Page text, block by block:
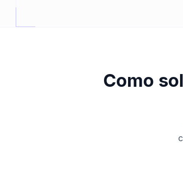
Como